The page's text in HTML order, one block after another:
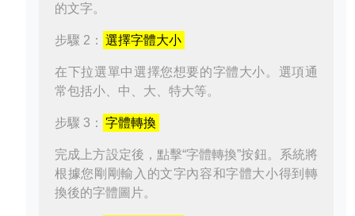
的文字。
步驟 2： 選擇字體大小
在下拉選單中選擇您想要的字體大小。選項通
常包括小、中、大、特大等。
步驟 3： 字體轉換
完成上方設定後，點擊“字體轉換”按鈕。系統將
根據您剛剛輸入的文字內容和字體大小得到轉
換後的字體圖片。